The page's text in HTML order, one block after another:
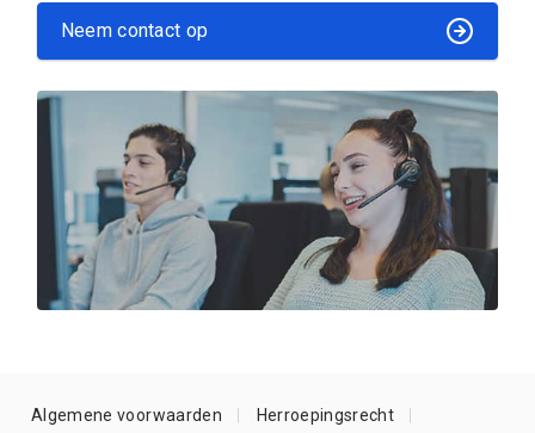
Neem contact op
Algemene voorwaarden Herroepingsrecht